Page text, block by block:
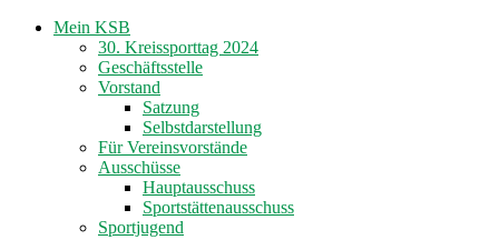
Mein KSB
30. Kreissporttag 2024
Geschäftsstelle
Vorstand
Satzung
Selbstdarstellung
Für Vereinsvorstände
Ausschüsse
Hauptausschuss
Sportstättenausschuss
Sportjugend